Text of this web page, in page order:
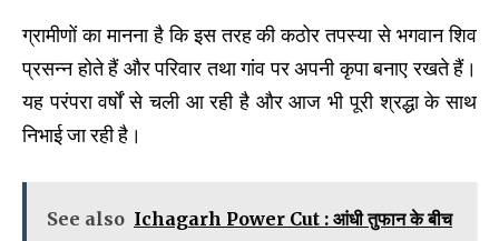
ग्रामीणों का मानना है कि इस तरह की कठोर तपस्या से भगवान शिव
प्रसन्न होते हैं और परिवार तथा गांव पर अपनी कृपा बनाए रखते हैं।
यह परंपरा वर्षों से चली आ रही है और आज भी पूरी श्रद्धा के साथ
निभाई जा रही है।
See also Ichagarh Power Cut : आंधी तुफान के बीच